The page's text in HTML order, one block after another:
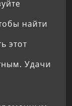
найти
этот
Удачи